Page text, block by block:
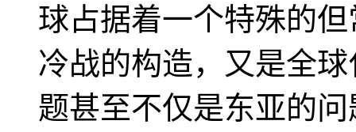
球占据着一个特殊的
冷战的构造，又是全
题甚至不仅是东亚的